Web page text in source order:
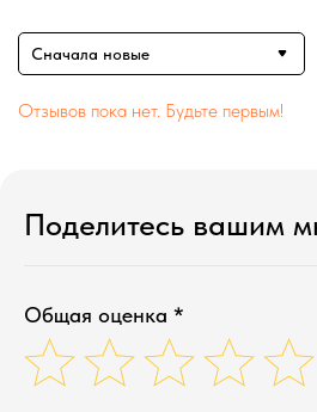
Сначала новые
Отзывов пока нет. Будьте первым!
Поделитесь вашим
Общая оценка *